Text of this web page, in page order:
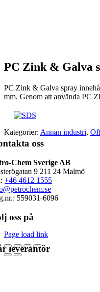
PC Zink & Galva
PC Zink & Galva spray
mm. Genom att använda PC
Kategorier: Annan industri,
oss
Chem Sverige AB
9 211 24 Malmö
+46 4612 1555
559031-6096
oss på
leverantör
Page load link